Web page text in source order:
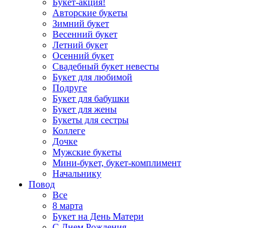
Букет-акция!
Авторские букеты
Зимний букет
Весенний букет
Летний букет
Осенний букет
Свадебный букет невесты
Букет для любимой
Подруге
Букет для бабушки
Букет для жены
Букеты для сестры
Коллеге
Дочке
Мужские букеты
Мини-букет, букет-комплимент
Начальнику
Повод
Все
8 марта
Букет на День Матери